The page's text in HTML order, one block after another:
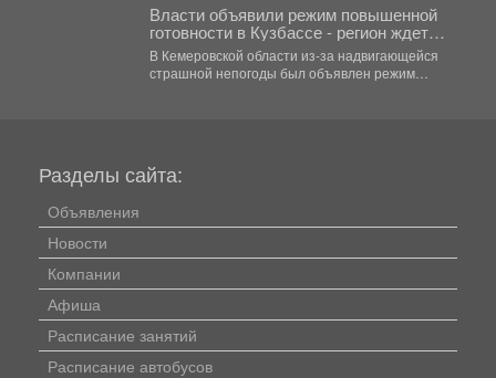
Власти объявили режим повышенной
готовности в Кузбассе - регион ждет
удар стихии
В Кемеровской области из-за надвигающейся
страшной непогоды был объявлен режим
Разделы сайта:
Объявления
Новости
Компании
Афиша
Расписание занятий
Расписание автобусов